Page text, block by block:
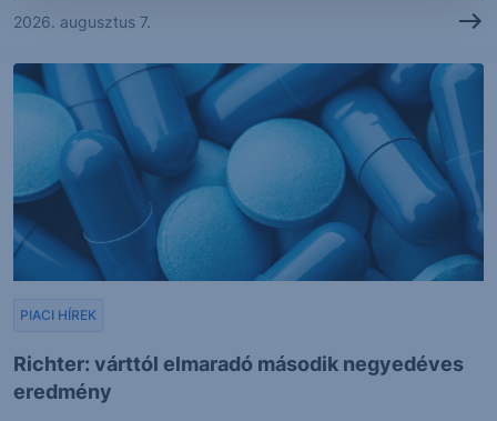
2026. augusztus 7.
Richter: várttól elmaradó második negyedéves
eredmény
PIACI HÍREK